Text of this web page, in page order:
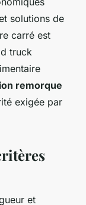
solutions de
carré est
truck
remorque
exigée par
et